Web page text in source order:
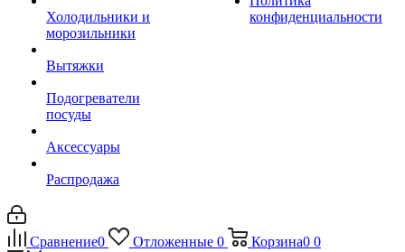
Холодильники и
морозильники
Вытяжки
Подогреватели
посуды
Аксессуары
Распродажа
конфиденциальности
Сравнение0 Отложенные 0 Корзина0 0